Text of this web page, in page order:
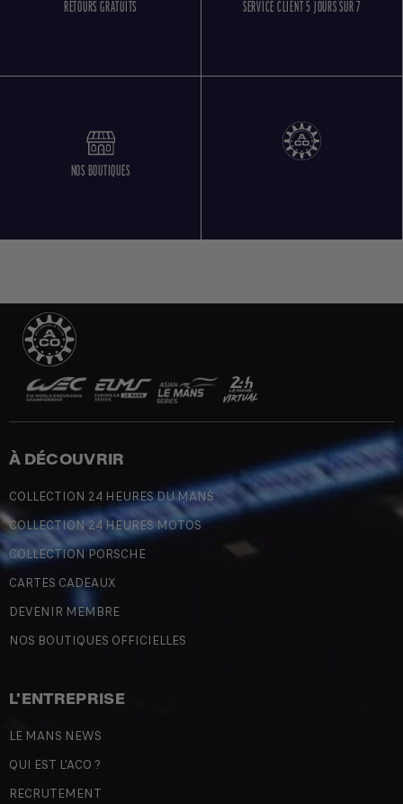
RETOURS GRATUITS SERVICE CLIENT 5 JOURS SUR 7
NOS BOUTIQUES
À DÉCOUVRIR
COLLECTION 24 HEURES DU MANS
COLLECTION 24 HEURES MOTOS
COLLECTION PORSCHE
CARTES CADEAUX
DEVENIR MEMBRE
NOS BOUTIQUES OFFICIELLES
L'ENTREPRISE
LE MANS NEWS
QUI EST L'ACO ?
RECRUTEMENT